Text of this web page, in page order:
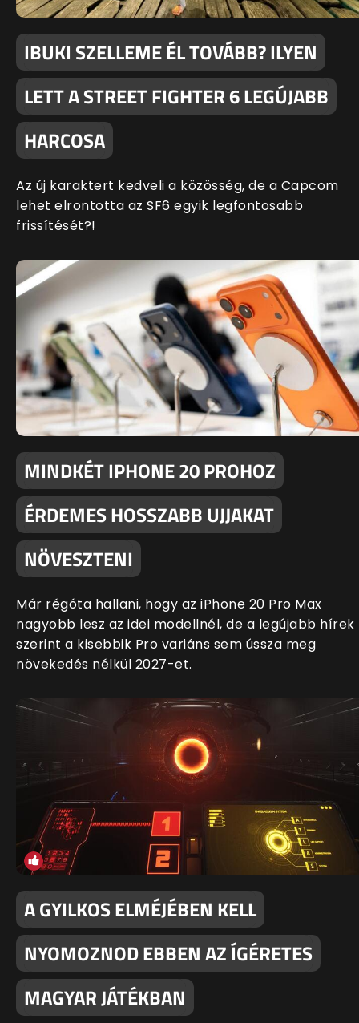
IBUKI SZELLEME ÉL TOVÁBB? ILYEN
LETT A STREET FIGHTER 6 LEGÚJABB
HARCOSA
Az új karaktert kedveli a közösség, de a Capcom
lehet elrontotta az SF6 egyik legfontosabb
frissítését?!
MINDKÉT IPHONE 20 PROHOZ
ÉRDEMES HOSSZABB UJJAKAT
NÖVESZTENI
Már régóta hallani, hogy az iPhone 20 Pro Max
nagyobb lesz az idei modellnél, de a legújabb hírek
szerint a kisebbik Pro variáns sem ússza meg
növekedés nélkül 2027-et.
A GYILKOS ELMÉJÉBEN KELL
NYOMOZNOD EBBEN AZ ÍGÉRETES
MAGYAR JÁTÉKBAN